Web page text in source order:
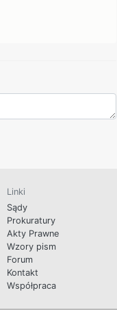
Linki
Sądy
Prokuratury
Akty Prawne
Wzory pism
Forum
Kontakt
Współpraca